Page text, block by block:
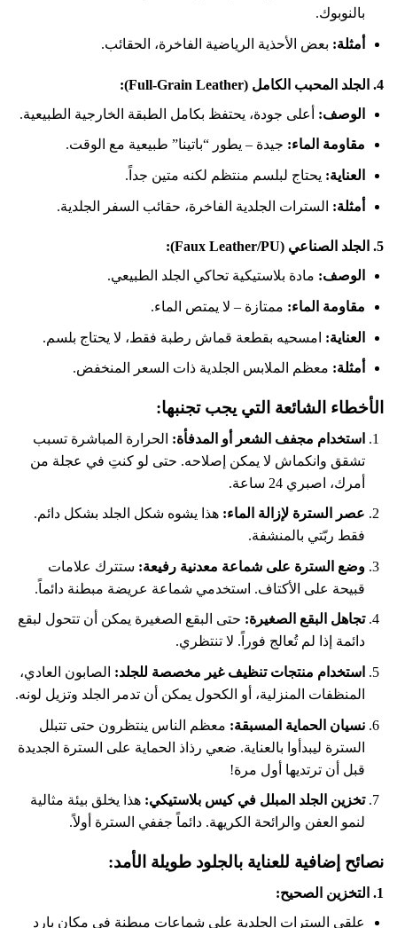
بالنوبوك.
أمثلة: بعض الأحذية الرياضية الفاخرة، الحقائب.
4. الجلد المحبب الكامل (Full-Grain Leather):
الوصف: أعلى جودة، يحتفظ بكامل الطبقة الخارجية الطبيعية.
مقاومة الماء: جيدة – يطور “باتينا” طبيعية مع الوقت.
العناية: يحتاج لبلسم منتظم لكنه متين جداً.
أمثلة: السترات الجلدية الفاخرة، حقائب السفر الجلدية.
5. الجلد الصناعي (Faux Leather/PU):
الوصف: مادة بلاستيكية تحاكي الجلد الطبيعي.
مقاومة الماء: ممتازة – لا يمتص الماء.
العناية: امسحيه بقطعة قماش رطبة فقط، لا يحتاج بلسم.
أمثلة: معظم الملابس الجلدية ذات السعر المنخفض.
الأخطاء الشائعة التي يجب تجنبها:
استخدام مجفف الشعر أو المدفأة: الحرارة المباشرة تسبب
تشقق وانكماش لا يمكن إصلاحه. حتى لو كنتِ في عجلة من
أمرك، اصبري 24 ساعة.
عصر السترة لإزالة الماء: هذا يشوه شكل الجلد بشكل دائم.
فقط ربّتي بالمنشفة.
وضع السترة على شماعة معدنية رفيعة: ستترك علامات
قبيحة على الأكتاف. استخدمي شماعة عريضة مبطنة دائماً.
تجاهل البقع الصغيرة: حتى البقع الصغيرة يمكن أن تتحول لبقع
دائمة إذا لم تُعالج فوراً. لا تنتظري.
استخدام منتجات تنظيف غير مخصصة للجلد: الصابون العادي،
المنظفات المنزلية، أو الكحول يمكن أن تدمر الجلد وتزيل لونه.
نسيان الحماية المسبقة: معظم الناس ينتظرون حتى تتبلل
السترة ليبدأوا بالعناية. ضعي رذاذ الحماية على السترة الجديدة
قبل أن ترتديها أول مرة!
تخزين الجلد المبلل في كيس بلاستيكي: هذا يخلق بيئة مثالية
لنمو العفن والرائحة الكريهة. دائماً جففي السترة أولاً.
نصائح إضافية للعناية بالجلود طويلة الأمد:
1. التخزين الصحيح:
علقي السترات الجلدية على شماعات مبطنة في مكان بارد